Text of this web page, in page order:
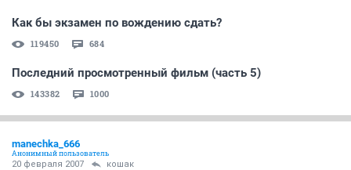
Как бы экзамен по вождению сдать?
119450 684
Последний просмотренный фильм (часть 5)
143382 1000
manechka_666
Анонимный пользователь
20 февраля 2007 кошак